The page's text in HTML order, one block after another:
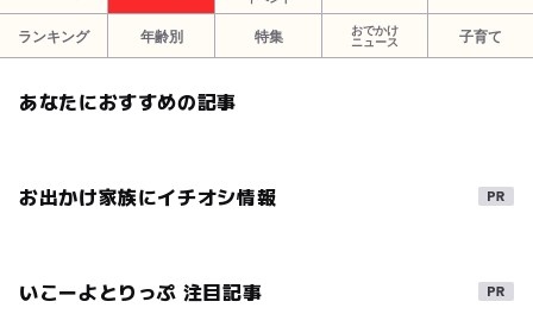
ランキング 年齢別 特集
おでかけ
ニュース
子育て
あなたにおすすめの記事
お出かけ家族にイチオシ情報
いこーよとりっぷ 注目記事